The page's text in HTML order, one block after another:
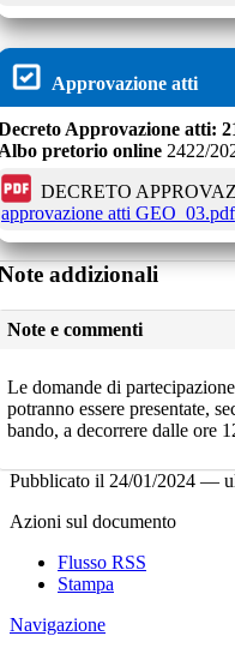
Approvazione atti
Approvazione atti:
pretorio online 2422/
DECRETO
approvazione atti GEO_03.pdf
addizionali
Note e commenti
Le domande di
potranno essere presentate,
bando, a decorrere dalle ore
Pubblicato il 24/01/2024 —
Azioni sul documento
Flusso RSS
Stampa
Navigazione